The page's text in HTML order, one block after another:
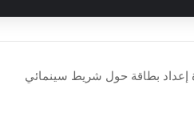
إعداد بطاقة حول شريط سينمائي